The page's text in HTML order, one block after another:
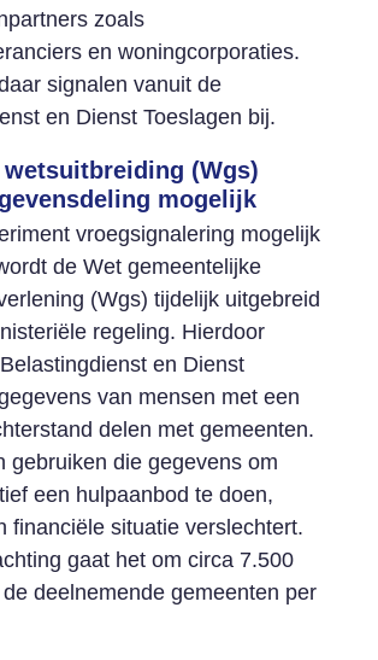
zoals
en woningcorporaties.
signalen vanuit de
en Dienst Toeslagen bij.
(Wgs)
mogelijk
vroegsignalering mogelijk
de Wet gemeentelijke
(Wgs) tijdelijk uitgebreid
regeling. Hierdoor
en Dienst
van mensen met een
delen met gemeenten.
gebruiken die gegevens om
een hulpaanbod te doen,
financiële situatie verslechtert.
gaat het om circa 7.500
deelnemende gemeenten per